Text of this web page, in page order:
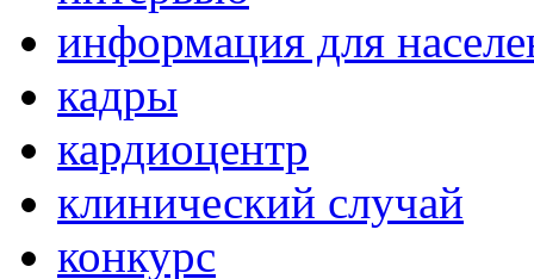
информация для
кадры
кардиоцентр
клинический случай
конкурс